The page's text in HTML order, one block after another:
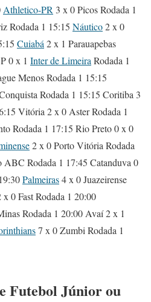
Athletico-PR 3 x 0 Picos Rodada 1
Rodada 1 15:15 Náutico2 x 0
Cuiabá2 x 1 Parauapebas
0 x 1 Inter de LimeiraRodada 1
Menos Rodada 1 15:15
Rodada 1 15:15 Coritiba 3
Vitória 2 x 0 Aster Rodada 1
Rodada 1 17:15 Rio Preto 0 x 0
2 x 0 Porto Vitória Rodada
Rodada 1 17:45 Catanduva 0
Palmeiras4 x 0 Juazeirense
0 Fast Rodada 1 20:00
Rodada 1 20:00 Avaí 2 x 1
7 x 0 Zumbi Rodada 1
Futebol Júnior ou